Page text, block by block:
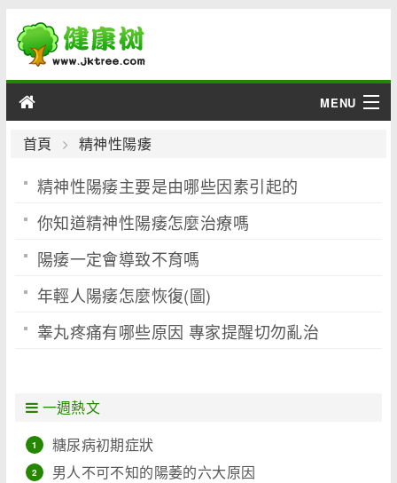
MENU
男性
女性
育兒
老人
首頁 精神性陽痿
精神性陽痿主要是由哪些因素引起的
你知道精神性陽痿怎麼治療嗎
陽痿一定會導致不育嗎
年輕人陽痿怎麼恢復(圖)
睾丸疼痛有哪些原因 專家提醒切勿亂治
一週熱文
1 糖尿病初期症狀
2 男人不可不知的陽萎的六大原因